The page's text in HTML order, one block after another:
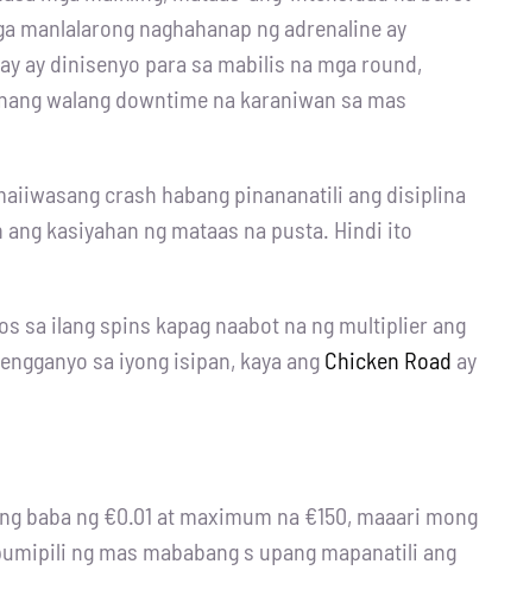
manlalarong naghahanap ng adrenaline ay
ay dinisenyo para sa mabilis na mga round,
walang downtime na karaniwan sa mas
crash habang pinananatili ang disiplina
kasiyahan ng mataas na pusta. Hindi ito
sa ilang spins kapag naabot na ng multiplier ang
sa iyong isipan, kaya ang Chicken Road ay
baba ng €0.01 at maximum na €150, maaari mong
ng mas mababang s upang mapanatili ang